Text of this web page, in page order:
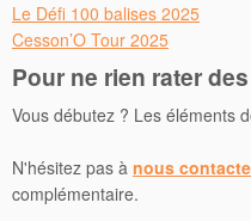
Le Défi 100 balises 2025
Cesson’O Tour 2025
Pour ne rien rater
Vous débutez ? Les éléments
N'hésitez pas à nous
complémentaire.